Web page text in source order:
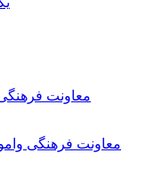
معاونت فرهنگی